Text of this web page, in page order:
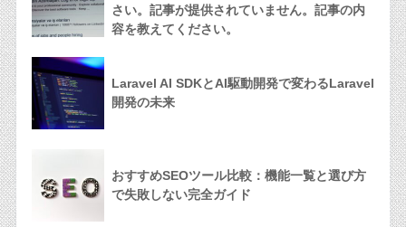
さい。記事が提供されていません。記事の内
容を教えてください。
Laravel AI SDKとAI駆動開発で変わるLaravel
開発の未来
おすすめSEOツール比較：機能一覧と選び方
で失敗しない完全ガイド